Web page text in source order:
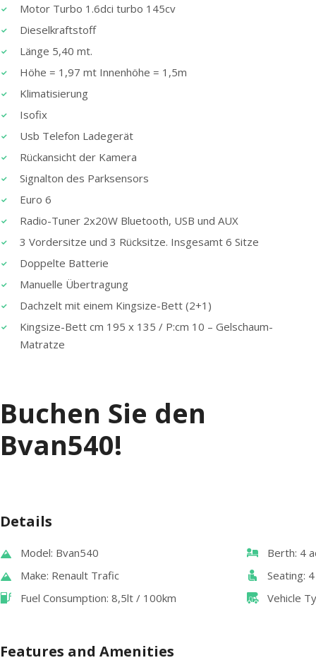
Motor Turbo 1.6dci turbo 145cv
Dieselkraftstoff
Länge 5,40 mt.
Höhe = 1,97 mt Innenhöhe = 1,5m
Klimatisierung
Isofix
Usb Telefon Ladegerät
Rückansicht der Kamera
Signalton des Parksensors
Euro 6
Radio-Tuner 2x20W Bluetooth, USB und AUX
3 Vordersitze und 3 Rücksitze. Insgesamt 6 Sitze
Doppelte Batterie
Manuelle Übertragung
Dachzelt mit einem Kingsize-Bett (2+1)
Kingsize-Bett cm 195 x 135 / P:cm 10 – Gelschaum-
Matratze
Buchen Sie den
Bvan540!
Details
Model: Bvan540
Make: Renault Trafic
Fuel Consumption: 8,5lt / 100km
Berth: 4
Seating:
Vehicle
Features and Amenities